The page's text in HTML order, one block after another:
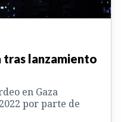
tras lanzamiento
en Gaza
por parte de